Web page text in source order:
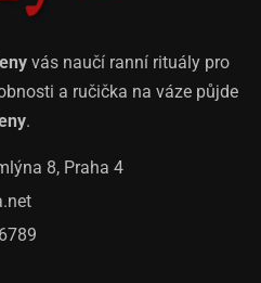
vás naučí ranní rituály pro
a ručička na váze půjde
.
8, Praha 4